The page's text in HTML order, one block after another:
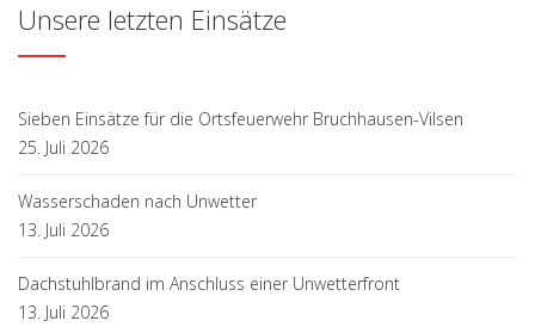
Unsere letzten Einsätze
Sieben Einsätze für die Ortsfeuerwehr Bruchhausen-Vilsen
25. Juli 2026
Wasserschaden nach Unwetter
13. Juli 2026
Dachstuhlbrand im Anschluss einer Unwetterfront
13. Juli 2026